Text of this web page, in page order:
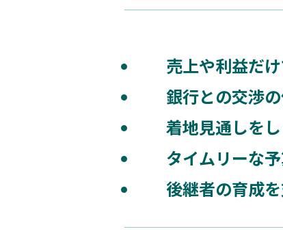
売上や利益だ
銀行との交渉
着地見通しを
タイムリーな
後継者の育成